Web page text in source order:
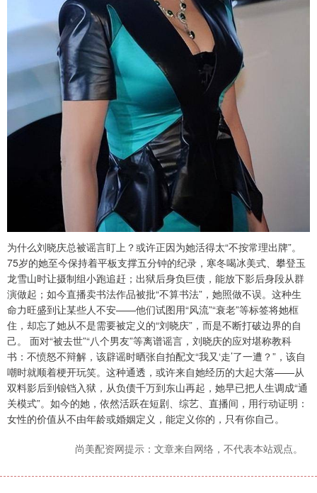
为什么刘晓庆总被谣言盯上？或许正因为她活得太“不按常理出牌”。
75岁的她至今保持着平板支撑五分钟的纪录，寒冬喝冰美式、攀登玉
龙雪山时让摄制组小跑追赶；出狱后身负巨债，能放下影后身段从群
演做起；如今直播卖书法作品被批“不算书法”，她照做不误。这种生
命力旺盛到让某些人不安——他们试图用“风流”“衰老”等标签将她框
住，却忘了她从不是需要被定义的“刘晓庆”，而是不断打破边界的自
己。 面对“被去世”“八个男友”等离谱谣言，刘晓庆的应对堪称教科
书：不愤怒不辩解，该辟谣时晒张自拍配文“我又‘走’了一遭？”，该自
嘲时就顺着梗开玩笑。这种通透，或许来自她经历的大起大落——从
双料影后到锒铛入狱，从负债千万到东山再起，她早已把人生调成“通
关模式”。如今的她，依然活跃在短剧、综艺、直播间，用行动证明：
女性的价值从不由年龄或婚姻定义，能定义你的，只有你自己。
尚美配资网提示：文章来自网络，不代表本站观点。